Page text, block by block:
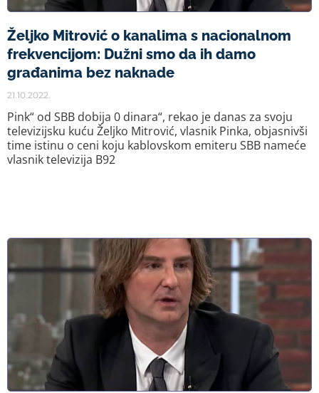
Željko Mitrović o kanalima s nacionalnom
frekvencijom: Dužni smo da ih damo
građanima bez naknade
21.10.2022.
Pink“ od SBB dobija 0 dinara“, rekao je danas za svoju
televizijsku kuću Željko Mitrović, vlasnik Pinka, objasnivši
time istinu o ceni koju kablovskom emiteru SBB nameće
vlasnik televizija B92